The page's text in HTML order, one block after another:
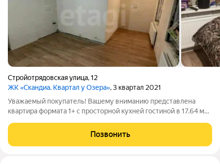
Стройотрядовская улица,12
ЖК «Скандиа. Квартал у Озера», 3 квартал 2021
Уважаемый покупатель! Вашему вниманию представлена
квартира формата 1+ с просторной кухней гостиной в 17.64 м2.
2,9 м. (только на 1 и 4 этажах), выполнена шумоизоляция как в
стяжке так и в меж
Позвонить